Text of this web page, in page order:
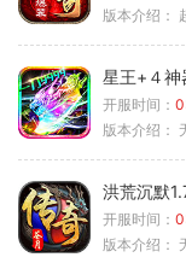
版本介绍：
星王+４神
开服时间：
版本介绍：
洪荒沉默
开服时间：
版本介绍：